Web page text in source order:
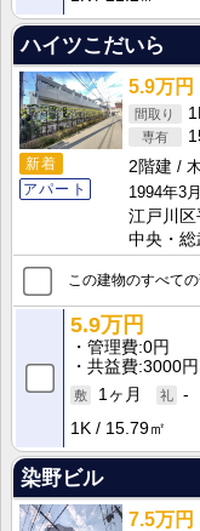
ハイツこだいら
新着
アパート
5.9万円
2階建
1994年3月
江戸川区
中央・
この建物のすべて
5.9万円
管理費 0円
共益費 3000円
1ヶ月
-
1K
15.79㎡
染野ビル
7.5万円